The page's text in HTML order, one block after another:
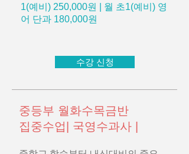
1(예비) 250,000원 | 월 초1(예비) 영
어 단과 180,000원
수강 신청
중등부 월화수목금반
집중수업| 국영수과사 |